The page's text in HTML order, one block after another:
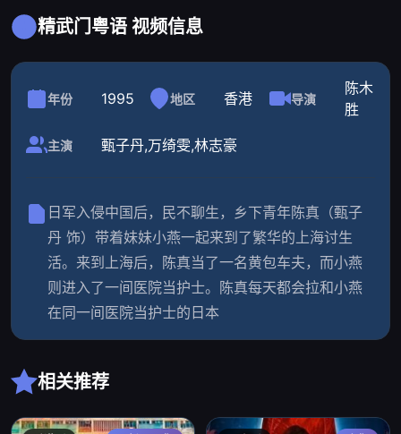
精武门粤语 视频信息
年份 1995 地区 香港 导演
陈木
胜
主演 甄子丹,万绮雯,林志豪
日军入侵中国后，民不聊生，乡下青年陈真（甄子
丹 饰）带着妹妹小燕一起来到了繁华的上海讨生
活。来到上海后，陈真当了一名黄包车夫，而小燕
则进入了一间医院当护士。陈真每天都会拉和小燕
在同一间医院当护士的日本
相关推荐